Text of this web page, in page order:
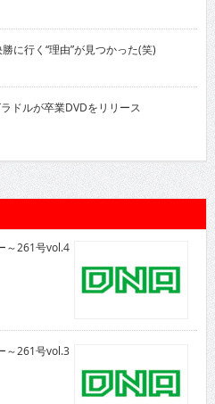
に行く“理由”が見つかった(笑)
ドルが卒業DVDをリリース
～261号vol.4
～261号vol.3